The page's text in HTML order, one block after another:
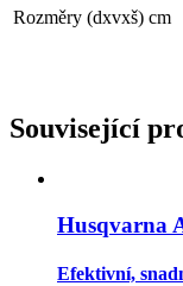
Rozměry (dxvxš) cm
Související
Husqvarna
Efektivní,